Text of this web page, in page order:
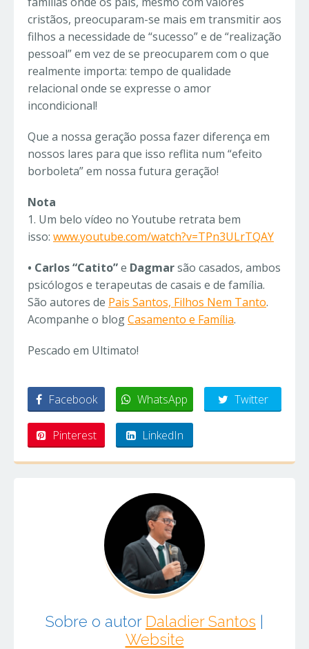
cristãos, preocuparam-se mais em transmitir aos
filhos a necessidade de “sucesso” e de “realização
pessoal” em vez de se preocuparem com o que
realmente importa: tempo de qualidade
relacional onde se expresse o amor
incondicional!
Que a nossa geração possa fazer diferença em
nossos lares para que isso reflita num “efeito
borboleta” em nossa futura geração!
Nota
1. Um belo vídeo no Youtube retrata bem
isso: www.youtube.com/watch?v=TPn3ULrTQAY
• Carlos “Catito”e Dagmarsão casados, ambos
psicólogos e terapeutas de casais e de família.
São autores de Pais Santos, Filhos Nem Tanto.
Acompanhe o blogCasamento e Família.
Pescado em Ultimato!
Facebook WhatsApp Twitter
Pinterest LinkedIn
Sobre o autor Daladier Santos |
Website